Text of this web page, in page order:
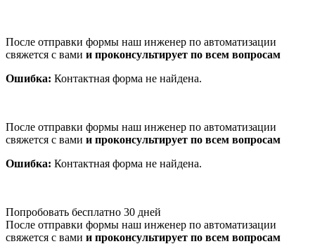
После отправки формы наш инженер по автоматизации
свяжется с вами и проконсультирует по всем вопросам
Ошибка: Контактная форма не найдена.
После отправки формы наш инженер по автоматизации
свяжется с вами и проконсультирует по всем вопросам
Ошибка: Контактная форма не найдена.
Попробовать бесплатно 30 дней
После отправки формы наш инженер по автоматизации
свяжется с вами и проконсультирует по всем вопросам